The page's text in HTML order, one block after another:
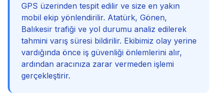
GPS üzerinden tespit edilir ve size en yakın
mobil ekip yönlendirilir. Atatürk, Gönen,
Balıkesir trafiği ve yol durumu analiz edilerek
tahmini varış süresi bildirilir. Ekibimiz olay yerine
vardığında önce iş güvenliği önlemlerini alır,
ardından aracınıza zarar vermeden işlemi
gerçekleştirir.